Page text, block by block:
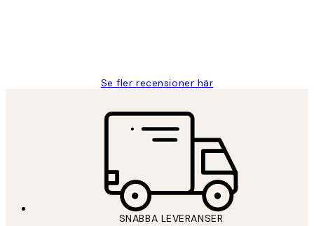
Se fler recensioner här
SNABBA LEVERANSER